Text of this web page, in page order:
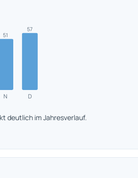
N
51
D
57
deutlich im Jahresverlauf.